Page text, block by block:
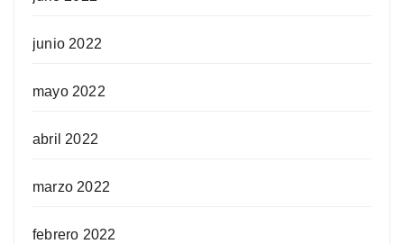
junio 2022
mayo 2022
abril 2022
marzo 2022
febrero 2022